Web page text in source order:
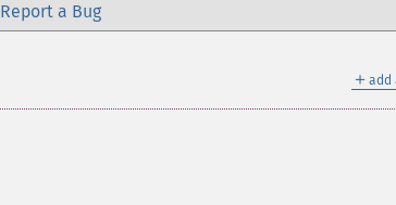
Report a Bug
＋ add